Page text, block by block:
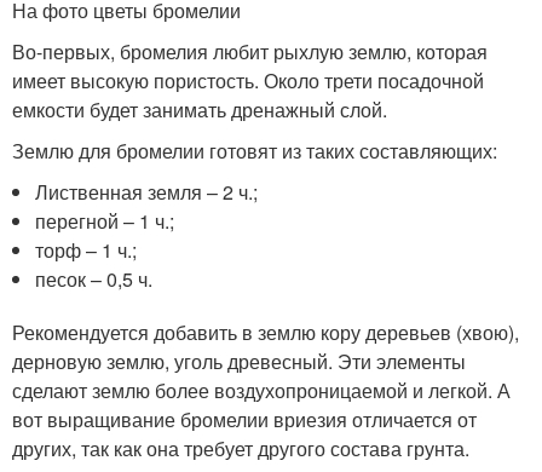
На фото цветы бромелии
Во-первых, бромелия любит рыхлую землю, которая
имеет высокую пористость. Около трети посадочной
емкости будет занимать дренажный слой.
Землю для бромелии готовят из таких составляющих:
Лиственная земля – 2 ч.;
перегной – 1 ч.;
торф – 1 ч.;
песок – 0,5 ч.
Рекомендуется добавить в землю кору деревьев (хвою),
дерновую землю, уголь древесный. Эти элементы
сделают землю более воздухопроницаемой и легкой. А
вот выращивание бромелии вриезия отличается от
других, так как она требует другого состава грунта.